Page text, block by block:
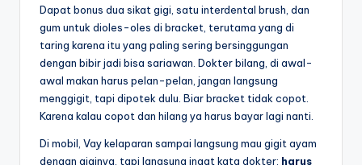
Dapat bonus dua sikat gigi, satu interdental brush, dan
gum untuk dioles-oles di bracket, terutama yang di
taring karena itu yang paling sering bersinggungan
dengan bibir jadi bisa sariawan. Dokter bilang, di awal-
awal makan harus pelan-pelan, jangan langsung
menggigit, tapi dipotek dulu. Biar bracket tidak copot.
Karena kalau copot dan hilang ya harus bayar lagi nanti.
Di mobil, Vay kelaparan sampai langsung mau gigit ayam
dengan giginya, tapi langsung ingat kata dokter: harus